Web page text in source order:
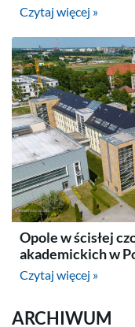
Czytaj więcej »
Opole w ścisłej
akademickich w
Czytaj więcej »
ARCHIWUM
ARCHIWUM